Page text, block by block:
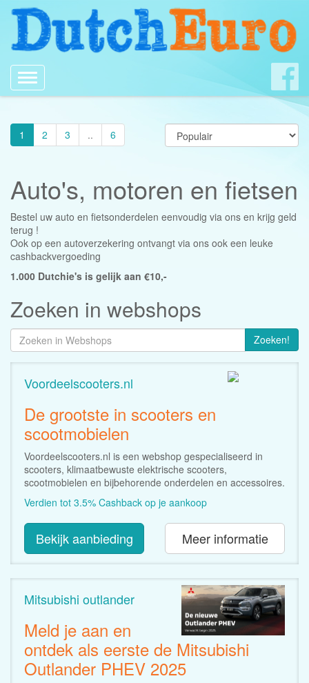
Toggle
navigation
1 2 3 .. 6
Auto's, motoren en fietsen
Bestel uw auto en fietsonderdelen eenvoudig via ons en krijg geld
terug !
Ook op een autoverzekering ontvangt via ons ook een leuke
cashbackvergoeding
1.000 Dutchie's is gelijk aan €10,-
Zoeken in webshops
Zoeken!
Voordeelscooters.nl
De grootste in scooters en
scootmobielen
Voordeelscooters.nl is een webshop gespecialiseerd in
scooters, klimaatbewuste elektrische scooters,
scootmobielen en bijbehorende onderdelen en accessoires.
Verdien tot 3.5% Cashback op je aankoop
Bekijk aanbieding Meer informatie
Mitsubishi outlander
Meld je aan en
ontdek als eerste de Mitsubishi
Outlander PHEV 2025